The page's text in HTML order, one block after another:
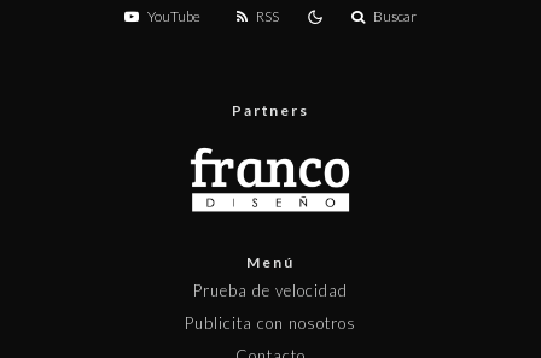
YouTube RSS Buscar
Partners
Menú
Prueba de velocidad
Publicita con nosotros